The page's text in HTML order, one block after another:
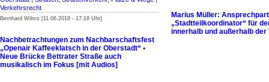
Verkehrsrecht
Bernhard Wilms [11.06.2018 - 17:18 Uhr]
Nachbetrachtungen zum Nachbarschaftsfest
„Openair Kaffeeklatsch in der Oberstadt“ •
Neue Brücke Bettrater Straße auch
musikalisch im Fokus [mit Audios]
Marius Müller:
„Stadtteilkoordinator“ für
innerhalb und außerhalb der